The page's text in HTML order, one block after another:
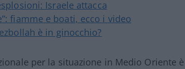
Israele attacca
fiamme e boati, ecco i video
è in ginocchio?
per la situazione in Medio Oriente è